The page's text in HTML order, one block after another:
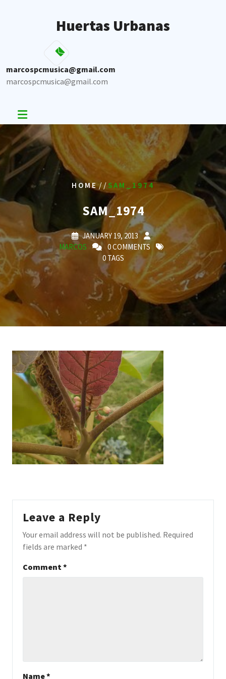
Huertas Urbanas
marcospcmusica@gmail.com
marcospcmusica@gmail.com
HOME/ /SAM_1974
SAM_1974
JANUARY 19, 2013
MARCOS
0 COMMENTS
0 TAGS
Leave a Reply
Your email address will not be published. Required
fields are marked *
Comment*
Name*